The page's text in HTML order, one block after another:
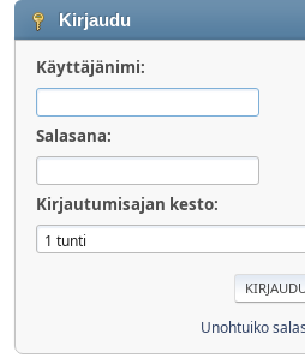
Kirjaudu
Käyttäjänimi:
Salasana:
Kirjautumisajan kesto:
Unohtuiko